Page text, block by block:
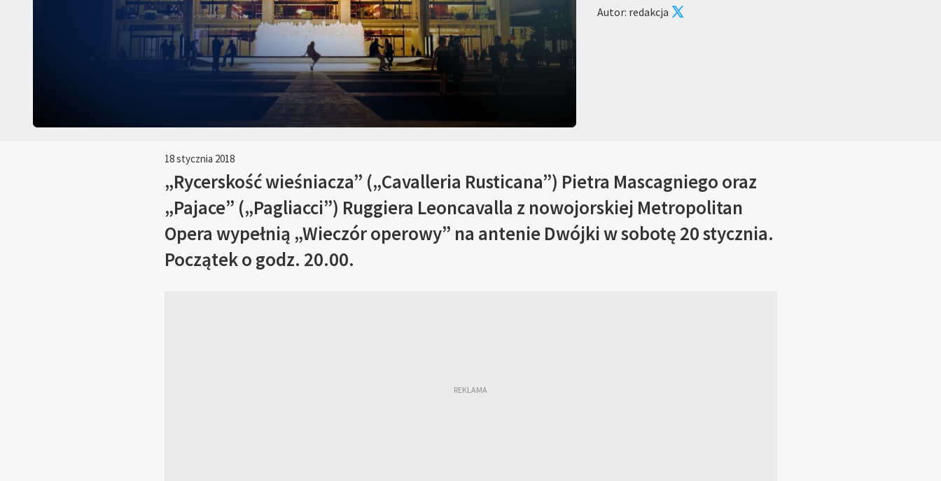
Autor: redakcja
18 stycznia 2018
„Rycerskość wieśniacza” („Cavalleria Rusticana”) Pietra Mascagniego oraz
„Pajace” („Pagliacci”) Ruggiera Leoncavalla z nowojorskiej Metropolitan
Opera wypełnią „Wieczór operowy” na antenie Dwójki w sobotę 20 stycznia.
Początek o godz. 20.00.